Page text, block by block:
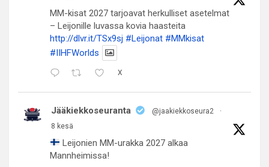
MM-kisat 2027 tarjoavat herkulliset asetelmat
– Leijonille luvassa kovia haasteita
http://dlvr.it/TSx9sj #Leijonat #MMkisat
#IIHFWorlds
X
Jääkiekkoseuranta @jaakiekkoseura2
·
8 kesä
Leijonien MM-urakka 2027 alkaa
Mannheimissa!